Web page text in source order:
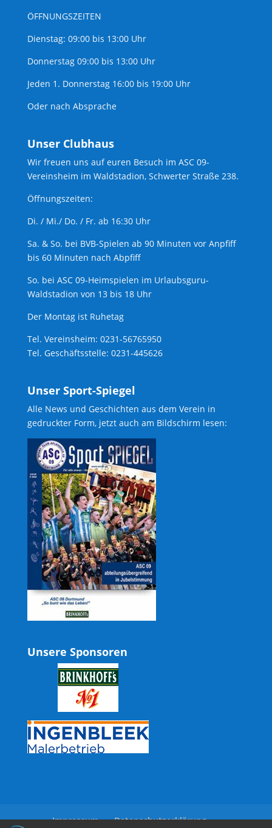
ÖFFNUNGSZEITEN
Dienstag: 09:00 bis 13:00 Uhr
Donnerstag 09:00 bis 13:00 Uhr
Jeden 1. Donnerstag 16:00 bis 19:00 Uhr
Oder nach Absprache
Unser Clubhaus
Wir freuen uns auf euren Besuch im ASC 09-
Vereinsheim im Waldstadion, Schwerter Straße 238.
Öffnungszeiten:
Di. / Mi./ Do. / Fr. ab 16:30 Uhr
Sa. & So. bei BVB-Spielen ab 90 Minuten vor Anpfiff
bis 60 Minuten nach Abpfiff
So. bei ASC 09-Heimspielen im Urlaubsguru-
Waldstadion von 13 bis 18 Uhr
Der Montag ist Ruhetag
Tel. Vereinsheim: 0231-56765950
Tel. Geschäftsstelle: 0231-445626
Unser Sport-Spiegel
Alle News und Geschichten aus dem Verein in
gedruckter Form, jetzt auch am Bildschirm lesen:
Unsere Sponsoren
Impressum Datenschutzerklärung